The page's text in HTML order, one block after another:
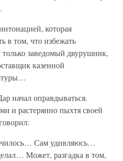
которая
в том, что избежать
заведомый двурушник,
казенной
начал оправдываться.
и растерянно пыхтя своей
Сам удивляюсь…
Может, разгадка в том,